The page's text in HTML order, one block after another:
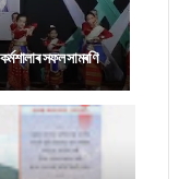
সফল সামৰণি